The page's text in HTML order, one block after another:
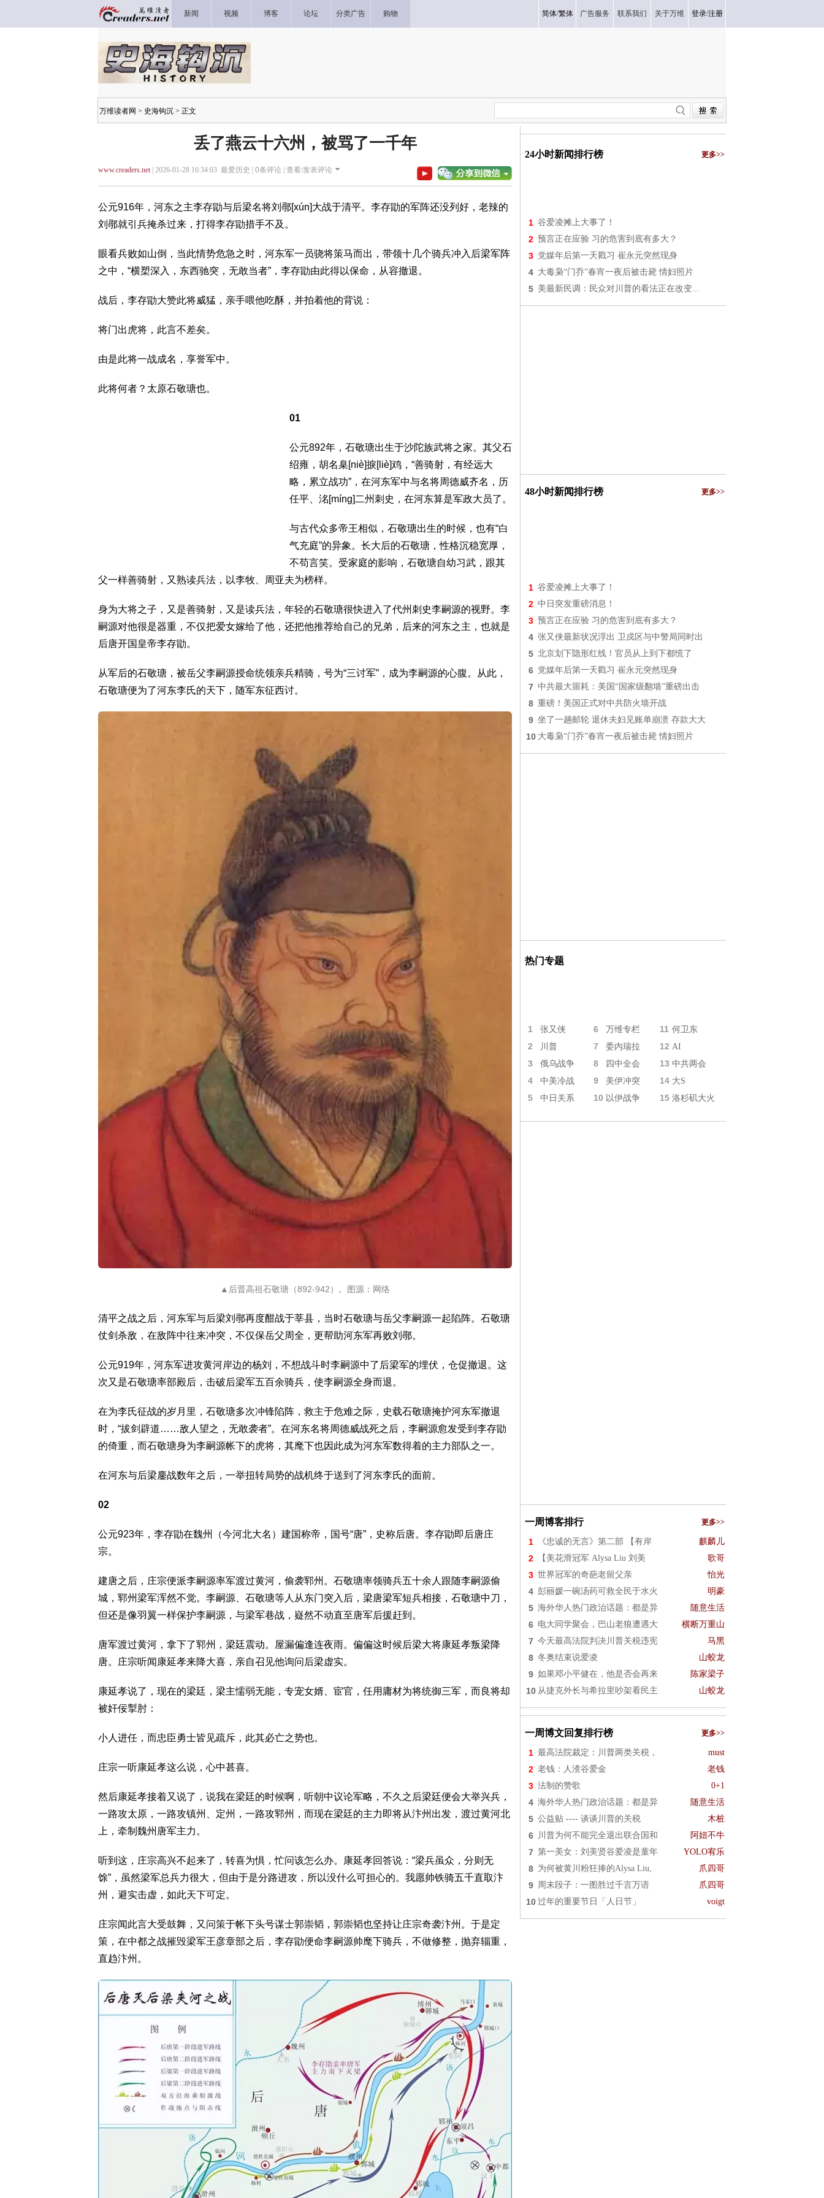
新闻 视频 博客 论坛 分类广告 购物 简体/繁体 广告服务 联系我们 关于万维 登录/注册
万维读者网 > 史海钩沉 > 正文
丢了燕云十六州，被骂了一千年
www.creaders.net| 2026-01-28 16:34:03 最爱历史 | 0条评论 | 查看/发表评论
公元916年，河东之主李存勖与后梁名将刘鄩[xún]大战于清平。李存勖的军阵还没列好，老辣的
刘鄩就引兵掩杀过来，打得李存勖措手不及。
眼看兵败如山倒，当此情势危急之时，河东军一员骁将策马而出，带领十几个骑兵冲入后梁军阵
之中，“横槊深入，东西驰突，无敢当者”，李存勖由此得以保命，从容撤退。
战后，李存勖大赞此将威猛，亲手喂他吃酥，并拍着他的背说：
将门出虎将，此言不差矣。
由是此将一战成名，享誉军中。
此将何者？太原石敬瑭也。
01
公元892年，石敬瑭出生于沙陀族武将之家。其父石
绍雍，胡名臬[niè]捩[liè]鸡，“善骑射，有经远大
略，累立战功”，在河东军中与名将周德威齐名，历
任平、洺[míng]二州刺史，在河东算是军政大员了。
与古代众多帝王相似，石敬瑭出生的时候，也有“白
气充庭”的异象。长大后的石敬瑭，性格沉稳宽厚，
不苟言笑。受家庭的影响，石敬瑭自幼习武，跟其
父一样善骑射，又熟读兵法，以李牧、周亚夫为榜样。
身为大将之子，又是善骑射，又是读兵法，年轻的石敬瑭很快进入了代州刺史李嗣源的视野。李
嗣源对他很是器重，不仅把爱女嫁给了他，还把他推荐给自己的兄弟，后来的河东之主，也就是
后唐开国皇帝李存勖。
从军后的石敬瑭，被岳父李嗣源授命统领亲兵精骑，号为“三讨军”，成为李嗣源的心腹。从此，
石敬瑭便为了河东李氏的天下，随军东征西讨。
▲后晋高祖石敬瑭（892-942）。图源：网络
清平之战之后，河东军与后梁刘鄩再度酣战于莘县，当时石敬瑭与岳父李嗣源一起陷阵。石敬瑭
仗剑杀敌，在敌阵中往来冲突，不仅保岳父周全，更帮助河东军再败刘鄩。
公元919年，河东军进攻黄河岸边的杨刘，不想战斗时李嗣源中了后梁军的埋伏，仓促撤退。这
次又是石敬瑭率部殿后，击破后梁军五百余骑兵，使李嗣源全身而退。
在为李氏征战的岁月里，石敬瑭多次冲锋陷阵，救主于危难之际，史载石敬瑭掩护河东军撤退
时，“拔剑辟道……敌人望之，无敢袭者”。在河东名将周德威战死之后，李嗣源愈发受到李存勖
的倚重，而石敬瑭身为李嗣源帐下的虎将，其麾下也因此成为河东军数得着的主力部队之一。
在河东与后梁鏖战数年之后，一举扭转局势的战机终于送到了河东李氏的面前。
02
公元923年，李存勖在魏州（今河北大名）建国称帝，国号“唐”，史称后唐。李存勖即后唐庄
宗。
建唐之后，庄宗便派李嗣源率军渡过黄河，偷袭郓州。石敬瑭率领骑兵五十余人跟随李嗣源偷
城，郓州梁军浑然不觉。李嗣源、石敬瑭等人从东门突入后，梁唐梁军短兵相接，石敬瑭中刀，
但还是像羽翼一样保护李嗣源，与梁军巷战，嶷然不动直至唐军后援赶到。
唐军渡过黄河，拿下了郓州，梁廷震动。屋漏偏逢连夜雨。偏偏这时候后梁大将康延孝叛梁降
唐。庄宗听闻康延孝来降大喜，亲自召见他询问后梁虚实。
康延孝说了，现在的梁廷，梁主懦弱无能，专宠女婿、宦官，任用庸材为将统御三军，而良将却
被奸佞掣肘：
小人进任，而忠臣勇士皆见疏斥，此其必亡之势也。
庄宗一听康延孝这么说，心中甚喜。
然后康延孝接着又说了，说我在梁廷的时候啊，听朝中议论军略，不久之后梁廷便会大举兴兵，
一路攻太原，一路攻镇州、定州，一路攻郓州，而现在梁廷的主力即将从汴州出发，渡过黄河北
上，牵制魏州唐军主力。
听到这，庄宗高兴不起来了，转喜为惧，忙问该怎么办。康延孝回答说：“梁兵虽众，分则无
馀”，虽然梁军总兵力很大，但由于是分路进攻，所以没什么可担心的。我愿帅铁骑五千直取汴
州，避实击虚，如此天下可定。
庄宗闻此言大受鼓舞，又问策于帐下头号谋士郭崇韬，郭崇韬也坚持让庄宗奇袭汴州。于是定
策，在中都之战摧毁梁军王彦章部之后，李存勖便命李嗣源帅麾下骑兵，不做修整，抛弃辎重，
直趋汴州。
24小时新闻排行榜 更多>>
1 谷爱凌摊上大事了！
2 预言正在应验 习的危害到底有多大？
3 党媒年后第一天戳习 崔永元突然现身
4 大毒枭“门乔”春宵一夜后被击毙 情妇照片
5 美最新民调：民众对川普的看法正在改变...
48小时新闻排行榜 更多>>
1 谷爱凌摊上大事了！
2 中日突发重磅消息！
3 预言正在应验 习的危害到底有多大？
4 张又侠最新状况浮出 卫戍区与中警局同时出
5 北京划下隐形红线！官员从上到下都慌了
6 党媒年后第一天戳习 崔永元突然现身
7 中共最大噩耗：美国“国家级翻墙”重磅出击
8 重磅！美国正式对中共防火墙开战
9 坐了一趟邮轮 退休夫妇见账单崩溃 存款大大
10 大毒枭“门乔”春宵一夜后被击毙 情妇照片
热门专题
1 张又侠 6 万维专栏 11 何卫东
2 川普 7 委内瑞拉 12 AI
3 俄乌战争 8 四中全会 13 中共两会
4 中美冷战 9 美伊冲突 14 大S
5 中日关系 10 以伊战争 15 洛杉矶大火
一周博客排行 更多>>
1 《忠诚的无言》第二部 【有岸 麒麟儿
2 【美花滑冠军 Alysa Liu 刘美 歌哥
3 世界冠军的奇葩老留父亲 怡光
4 彭丽媛一碗汤药可救全民于水火 明豪
5 海外华人热门政治话题：都是异 随意生活
6 电大同学聚会，巴山老狼遭遇大 横断万重山
7 今天最高法院判决川普关税违宪 马黑
8 冬奥结束说爱凌 山蛟龙
9 如果邓小平健在，他是否会再来 陈家梁子
10 从捷克外长与希拉里吵架看民主 山蛟龙
一周博文回复排行榜 更多>>
1 最高法院裁定：川普两类关税， must
2 老钱：人渣谷爱金 老钱
3 法制的赞歌 0+1
4 海外华人热门政治话题：都是异 随意生活
5 公益贴 ---- 谈谈川普的关税 木桩
6 川普为何不能完全退出联合国和 阿妞不牛
7 第一美女：刘美贤谷爱凌是童年 YOLO宥乐
8 为何被黄川粉狂捧的Alysa Liu, 爪四哥
9 周末段子：一图胜过千言万语 爪四哥
10 过年的重要节日「人日节」 voigt